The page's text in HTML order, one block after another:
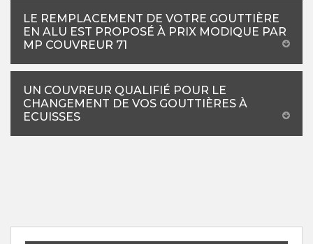
LE REMPLACEMENT DE VOTRE GOUTTIÈRE
EN ALU EST PROPOSÉ À PRIX MODIQUE PAR
MP COUVREUR 71
UN COUVREUR QUALIFIÉ POUR LE
CHANGEMENT DE VOS GOUTTIÈRES À
ECUISSES